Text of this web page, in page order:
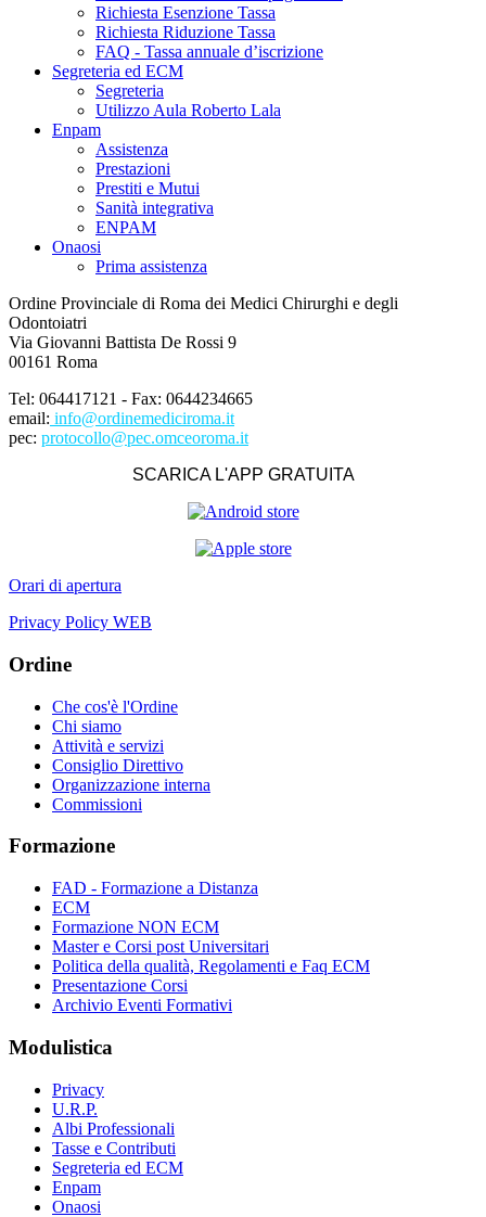
Richiesta Esenzione Tassa
Richiesta Riduzione Tassa
FAQ - Tassa annuale d’iscrizione
Segreteria ed ECM
Segreteria
Utilizzo Aula Roberto Lala
Enpam
Assistenza
Prestazioni
Prestiti e Mutui
Sanità integrativa
ENPAM
Onaosi
Prima assistenza
Ordine Provinciale di Roma dei Medici Chirurghi e degli
Odontoiatri
Via Giovanni Battista De Rossi 9
00161 Roma
Tel: 064417121 - Fax: 0644234665
email: info@ordinemediciroma.it
pec: protocollo@pec.omceoroma.it
SCARICA L'APP GRATUITA
Orari di apertura
Privacy Policy WEB
Ordine
Che cos'è l'Ordine
Chi siamo
Attività e servizi
Consiglio Direttivo
Organizzazione interna
Commissioni
Formazione
FAD - Formazione a Distanza
ECM
Formazione NON ECM
Master e Corsi post Universitari
Politica della qualità, Regolamenti e Faq ECM
Presentazione Corsi
Archivio Eventi Formativi
Modulistica
Privacy
U.R.P.
Albi Professionali
Tasse e Contributi
Segreteria ed ECM
Enpam
Onaosi